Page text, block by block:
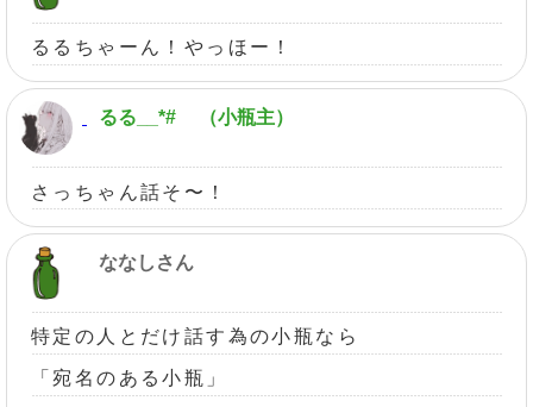
るるちゃーん！やっほー！
るる__*# （小瓶主）
さっちゃん話そ〜！
ななしさん
特定の人とだけ話す為の小瓶なら
「宛名のある小瓶」